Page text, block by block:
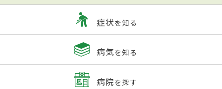
症状を知る
病気を知る
病院を探す